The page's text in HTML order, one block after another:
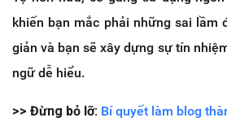
khiến bạn mắc phải những sai lầm
giản và bạn sẽ xây dựng sự tín
ngữ dễ hiểu.
>> Đừng bỏ lỡ: Bí quyết làm blog